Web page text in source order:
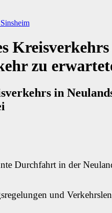
Sinsheim
zu
in
Durchfahrt in der
und